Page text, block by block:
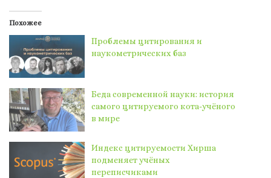
Похожее
Проблемы цитирования и
наукометрических баз
Беда современной науки: история
самого цитируемого кота-учёного
в мире
Индекс цитируемости Хирша
подменяет учёных
переписчиками